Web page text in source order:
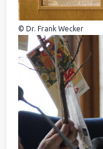
© Dr. Frank Wecker